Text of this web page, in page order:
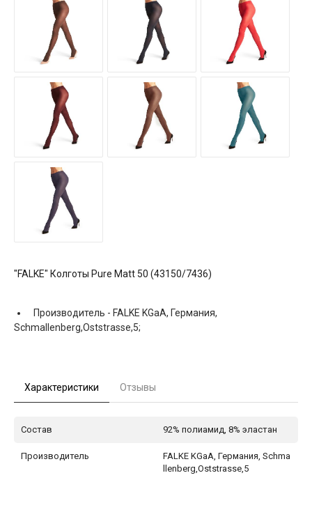
"FALKE" Колготы Pure Matt 50 (43150/7436)
Производитель - FALKE KGaA, Германия,
Schmallenberg,Oststrasse,5;
Характеристики Отзывы
Состав 92% полиамид, 8% эластан
Производитель
FALKE KGaA, Германия, Schma
llenberg,Oststrasse,5